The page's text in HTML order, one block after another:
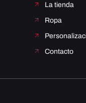
La tienda
Ropa
Contacto